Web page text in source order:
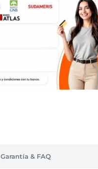
Garantía & FAQ